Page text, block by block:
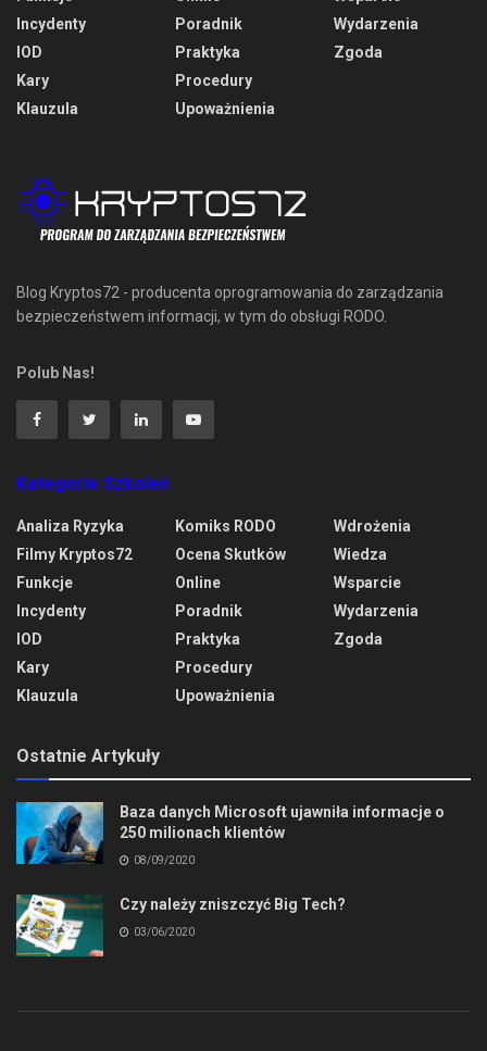
Incydenty
IOD
Kary
Klauzula
Poradnik
Praktyka
Procedury
Upoważnienia
Wydarzenia
Zgoda
Blog Kryptos72 - producenta oprogramowania do zarządzania
bezpieczeństwem informacji, w tym do obsługi RODO.
Polub Nas!
Kategorie Szkoleń
Analiza Ryzyka
Filmy Kryptos72
Funkcje
Incydenty
IOD
Kary
Klauzula
Komiks RODO
Ocena Skutków
Online
Poradnik
Praktyka
Procedury
Upoważnienia
Wdrożenia
Wiedza
Wsparcie
Wydarzenia
Zgoda
Ostatnie Artykuły
Baza danych Microsoft ujawniła informacje o
250 milionach klientów
08/09/2020
Czy należy zniszczyć Big Tech?
03/06/2020